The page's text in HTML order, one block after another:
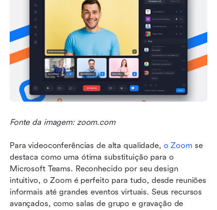
Fonte da imagem: zoom.com
Para videoconferências de alta qualidade, o Zoom se
destaca como uma ótima substituição para o
Microsoft Teams. Reconhecido por seu design
intuitivo, o Zoom é perfeito para tudo, desde reuniões
informais até grandes eventos virtuais. Seus recursos
avançados, como salas de grupo e gravação de